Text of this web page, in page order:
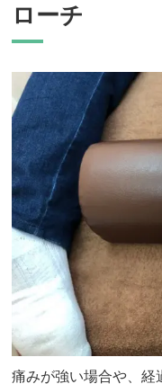
ローチ
痛みが強い場合や、経